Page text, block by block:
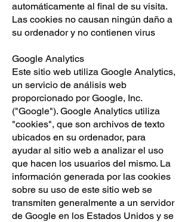
automáticamente al final de su visita.
Las cookies no causan ningún daño a
su ordenador y no contienen virus
Google Analytics
Este sitio web utiliza Google Analytics,
un servicio de análisis web
proporcionado por Google, Inc.
("Google"). Google Analytics utiliza
"cookies", que son archivos de texto
ubicados en su ordenador, para
ayudar al sitio web a analizar el uso
que hacen los usuarios del mismo. La
información generada por las cookies
sobre su uso de este sitio web se
transmiten generalmente a un servidor
de Google en los Estados Unidos y se